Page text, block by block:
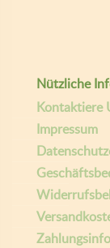
Nützliche
Kontaktiere
Impressum